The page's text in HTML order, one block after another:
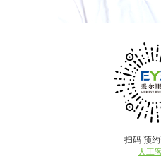
扫码 预
人工